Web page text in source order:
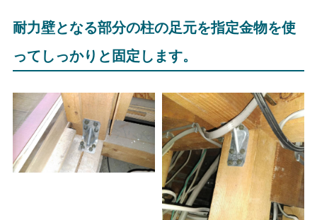
耐力壁となる部分の柱の足元を指定金物を使
ってしっかりと固定します。